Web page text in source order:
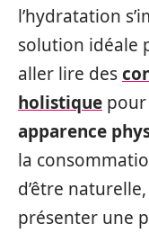
l’hydratation
solution idéale
aller lire des
holistique
apparence
la
d’être
présenter une